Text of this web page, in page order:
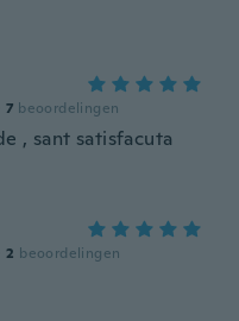
7 beoordelingen
, sant satisfacuta
2 beoordelingen